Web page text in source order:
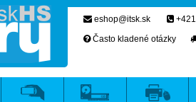
eshop@itsk.sk
Často kladené otázky